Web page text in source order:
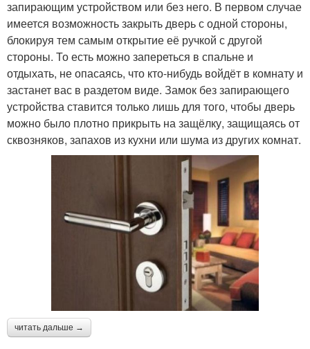
запирающим устройством или без него. В первом случае
имеется возможность закрыть дверь с одной стороны,
блокируя тем самым открытие её ручкой с другой
стороны. То есть можно запереться в спальне и
отдыхать, не опасаясь, что кто-нибудь войдёт в комнату и
застанет вас в раздетом виде. Замок без запирающего
устройства ставится только лишь для того, чтобы дверь
можно было плотно прикрыть на защёлку, защищаясь от
сквозняков, запахов из кухни или шума из других комнат.
читать дальше →